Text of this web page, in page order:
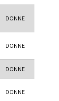
DONNE
DONNE
DONNE
DONNE